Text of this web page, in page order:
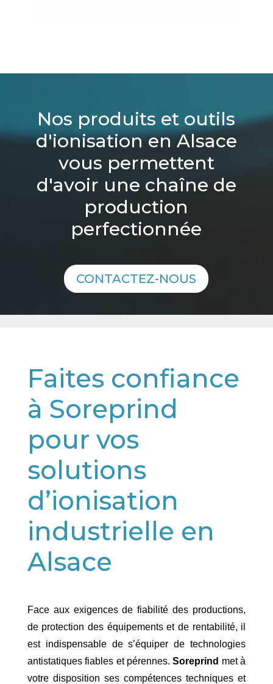
Nos produits et outils
d'ionisation en Alsace
vous permettent
d'avoir une chaîne de
production
perfectionnée
CONTACTEZ-NOUS
Faites confiance
à Soreprind
pour vos
solutions
d’ionisation
industrielle en
Alsace
Face aux exigences de fiabilité des productions,
de protection des équipements et de rentabilité, il
est indispensable de s’équiper de technologies
antistatiques fiables et pérennes.Soreprind met à
votre disposition ses compétences techniques et